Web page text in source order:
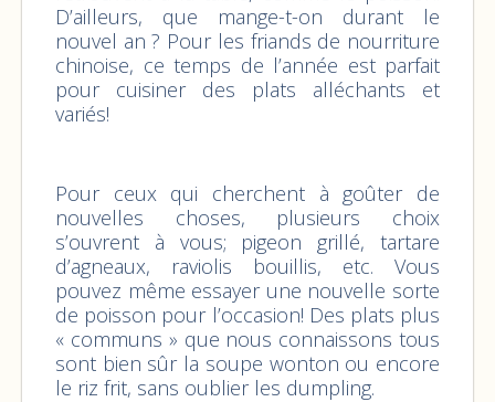
D’ailleurs, que mange-t-on durant le
nouvel an ? Pour les friands de nourriture
chinoise, ce temps de l’année est parfait
pour cuisiner des plats alléchants et
variés!
Pour ceux qui cherchent à goûter de
nouvelles choses, plusieurs choix
s’ouvrent à vous; pigeon grillé, tartare
d’agneaux, raviolis bouillis, etc. Vous
pouvez même essayer une nouvelle sorte
de poisson pour l’occasion! Des plats plus
« communs » que nous connaissons tous
sont bien sûr la soupe wonton ou encore
le riz frit, sans oublier les dumpling.